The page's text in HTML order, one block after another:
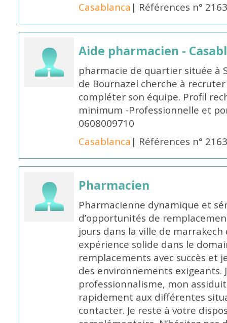
Casablanca | Références n°
Aide pharmacien -
pharmacie de quartier située à
de Bournazel cherche à
compléter son équipe. Profil
minimum -Professionnelle et
0608009710
Casablanca | Références n°
Pharmacien
Pharmacienne dynamique et
d’opportunités de
jours dans la ville de marrakech
expérience solide dans le
remplacements avec succès et
des environnements exigeants.
professionnalisme, mon
rapidement aux différentes
contacter. Je reste à votre